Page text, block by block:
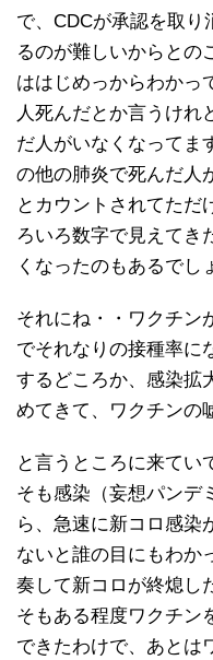
で、CDCが承認を取り
るのが難しいからとの
ははじめっからわかっ
人死んだとか言うけれ
だ人がいなくなってま
の他の肺炎で死んだ人
とカウントされてただ
ろいろ数字で見えてき
くなったのもあるでし
それにね・・ワクチン
でそれなりの接種率に
するどころか、感染拡
めてきて、ワクチンの
と言うところに来てい
そも感染（妄想パンデ
ら、急速に新コロ感染
ないと誰の目にもわか
奏して新コロが終熄し
そもある程度ワクチン
できたわけで、あとは